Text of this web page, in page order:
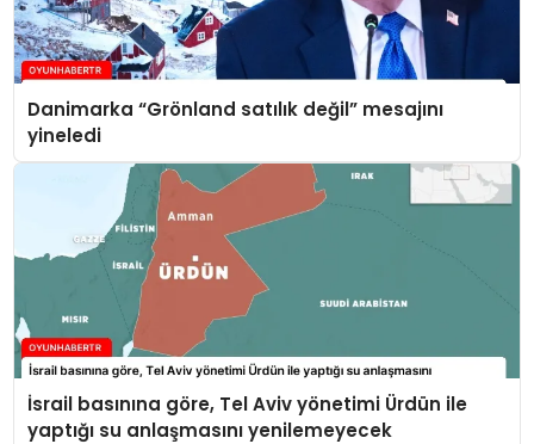
Danimarka “Grönland satılık değil” mesajını
yineledi
İsrail basınına göre, Tel Aviv yönetimi Ürdün ile
yaptığı su anlaşmasını yenilemeyecek